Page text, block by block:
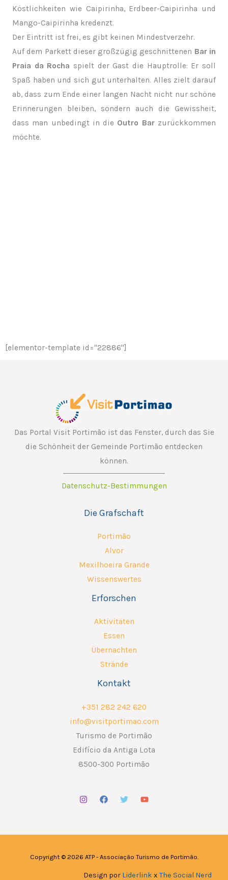
Köstlichkeiten wie Caipirinha, Erdbeer-Caipirinha und
Mango-Caipirinha kredenzt.
Der Eintritt ist frei, es gibt keinen Mindestverzehr.
Auf dem Parkett dieser großzügig geschnittenen Bar in
Praia da Rocha spielt der Gast die Hauptrolle: Er soll
Spaß haben und sich gut unterhalten. Alles zielt darauf
ab, dass zum Ende einer langen Nacht nicht nur schöne
Erinnerungen bleiben, sondern auch die Gewissheit,
dass man unbedingt in die Outro Barzurückkommen
möchte.
[elementor-template id="22886"]
Das Portal Visit Portimão ist das Fenster, durch das Sie
die Schönheit der Gemeinde Portimão entdecken
können.
Datenschutz-Bestimmungen
Die Grafschaft
Portimão
Alvor
Mexilhoeira Grande
Wissenswertes
Erforschen
Aktivitäten
Essen
Übernachten
Strände
Kontakt
+351 282 242 620
info@visitportimao.com
Turismo de Portimão
Edifício da Antiga Lota
8500-300 Portimão
Copyright © 2026 ATP - Associação Turismo de Portimão.
Design por Liderlink xThe Social Nerd